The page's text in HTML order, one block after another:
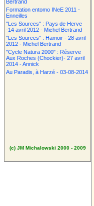
Bertrand
Formation entomo INeE 2011 -
Enneilles
"Les Sources" : Pays de Herve
-14 avril 2012 - Michel Bertrand
"Les Sources" : Hamoir - 28 avril
2012 - Michel Bertrand
"Cycle Natura 2000" : Réserve
Aux Roches (Chockier)- 27 avril
2014 - Annick
Au Paradis, à Harzé - 03-08-2014
(c) JM Michalowski 2000 - 2009